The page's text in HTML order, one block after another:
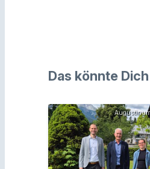
Das könnte